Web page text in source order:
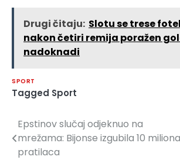
Drugi čitaju: Slotu se trese
nakon četiri remija poražen
nadoknadi
SPORT
Tagged Sport
Navigacija
članaka
Epstinov slučaj odjeknuo na
mrežama: Bijonse izgubila 10 miliona
pratilaca